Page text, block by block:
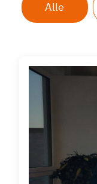
Alle